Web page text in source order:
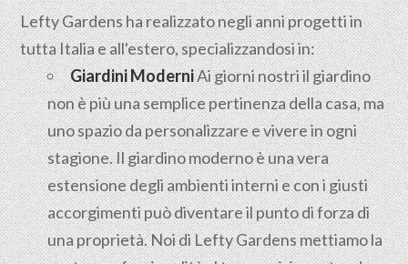
Lefty Gardens ha realizzato negli anni progetti in
tutta Italia e all'estero, specializzandosi in:
Giardini ModerniAi giorni nostri il giardino
non è più una semplice pertinenza della casa, ma
uno spazio da personalizzare e vivere in ogni
stagione. Il giardino moderno è una vera
estensione degli ambienti interni e con i giusti
accorgimenti può diventare il punto di forza di
una proprietà. Noi di Lefty Gardens mettiamo la